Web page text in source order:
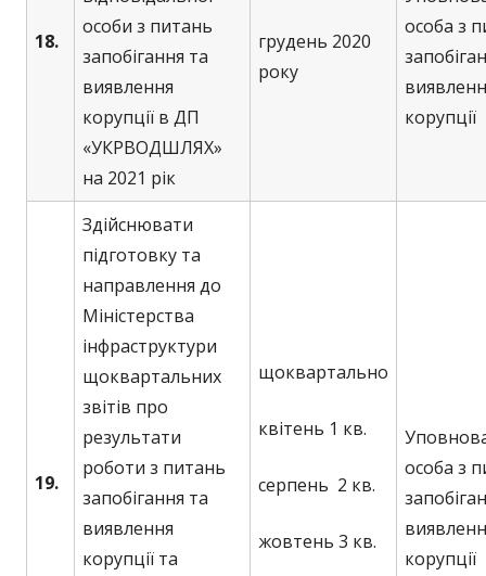
18.
особи з питань
запобігання та
виявлення
корупції в ДП
«УКРВОДШЛЯХ»
на 2021 рік
грудень 2020
року
особа з
корупції
19.
Здійснювати
підготовку та
направлення до
Міністерства
інфраструктури
щоквартальних
звітів про
результати
роботи з питань
запобігання та
виявлення
корупції та
щоквартально
квітень 1 кв.
серпень 2 кв.
жовтень 3 кв.
особа з
корупції